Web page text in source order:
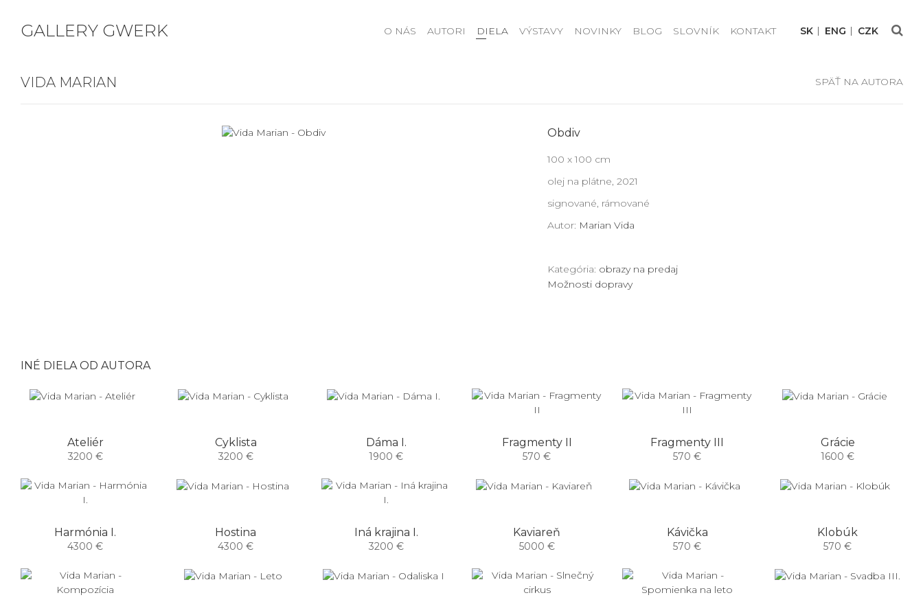
GALLERY GWERK O NÁS AUTORI DIELA VÝSTAVY NOVINKY BLOG SLOVNÍK KONTAKT SK ENG CZK
VIDA MARIAN SPÄŤ NA AUTORA
Obdiv
100 x 100 cm
olej na plátne, 2021
signované, rámované
Autor: Marian Vida
Kategória: obrazy na predaj
Možnosti dopravy
INÉ DIELA OD AUTORA
Ateliér
3200 €
Cyklista
3200 €
Dáma I.
1900 €
Fragmenty II
570 €
Fragmenty III
570 €
Grácie
1600 €
Harmónia I.
4300 €
Hostina
4300 €
Iná krajina I.
3200 €
Kaviareň
5000 €
Kávička
570 €
Klobúk
570 €